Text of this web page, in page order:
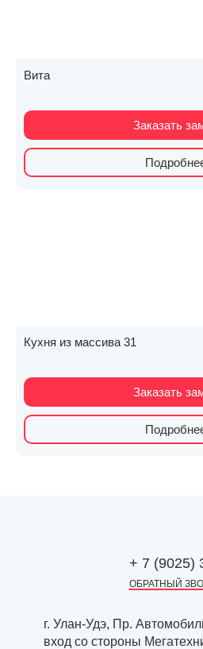
Вита
Заказать
Кухня из массива 31
Заказать
+ 7 (9025)
ОБРАТНЫЙ
г. Улан-Удэ, Пр.
вход со стороны